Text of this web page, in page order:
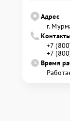
Адрес
г.
Контакты
+7
+7
Время